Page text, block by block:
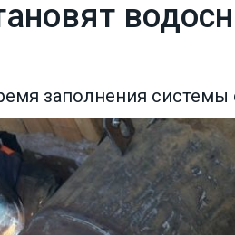
заполнения системы